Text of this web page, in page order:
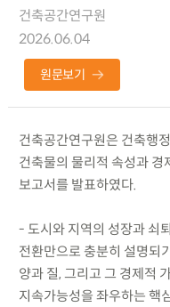
건축공간연구원
2026.06.04
원문보기
건축공간연구원은 건축행
건축물의 물리적 속성과
보고서를 발표하였다.
- 도시와 지역의 성장과 쇠
전환만으로 충분히 설명되
양과 질, 그리고 그 경제적
지속가능성을 좌우하는 핵